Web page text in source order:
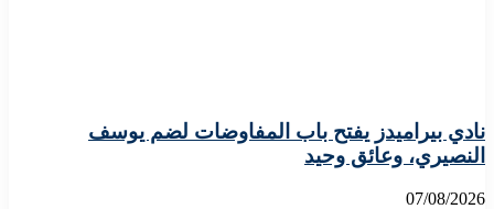
نادي بيراميدز يفتح باب المفاوضات لضم يوسف
النصيري، وعائق وحيد
07/08/2026